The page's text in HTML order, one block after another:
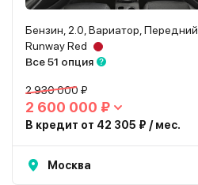
Бензин, 2.0, Вариатор, Передний,
Runway Red
Все 51 опция
2 930 000 ₽
2 600 000 ₽
В кредит от 42 305 ₽ / мес.
Москва